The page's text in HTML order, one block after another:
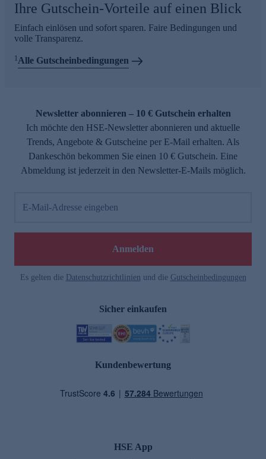
Ihre Gutschein-Vorteile auf einen Blick
Einfach einlösen und sofort sparen. Faire Bedingungen und
volle Transparenz.
1Alle Gutscheinbedingungen
Newsletter abonnieren – 10 € Gutschein erhalten
Ich möchte den HSE-Newsletter abonnieren und aktuelle
Trends, Angebote & Gutscheine per E-Mail erhalten. Als
Dankeschön bekommen Sie einen 10 € Gutschein. Eine
Abmeldung ist jederzeit in den Newsletter-E-Mails möglich.
E-Mail-Adresse eingeben
Anmelden
Es gelten die Datenschutzrichtlinien und die Gutscheinbedingungen
Sicher einkaufen
Kundenbewertung
HSE App